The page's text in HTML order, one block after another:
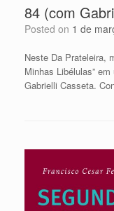
84 (com
Posted on 1 de
Neste Da Prateleira,
Minhas Libélulas”
Gabrielli Casseta.